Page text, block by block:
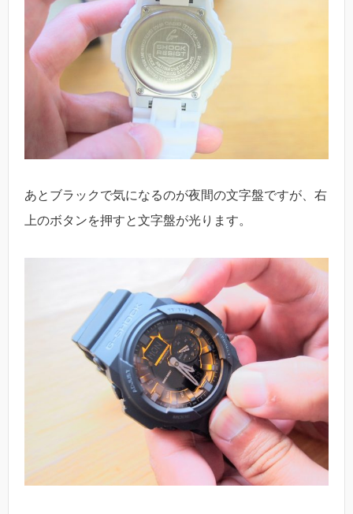
あとブラックで気になるのが夜間の文字盤ですが、右
上のボタンを押すと文字盤が光ります。